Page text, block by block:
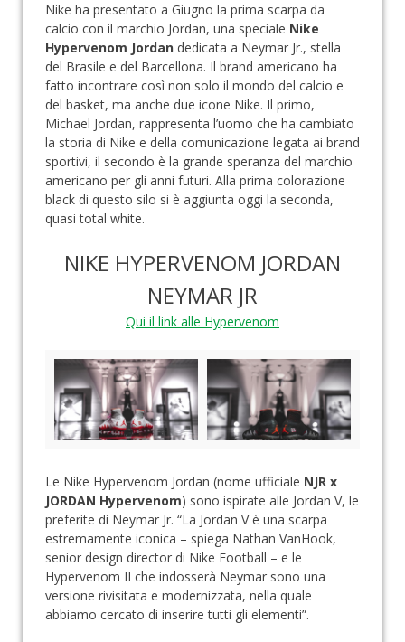
Nike ha presentato a Giugno la prima scarpa da
calcio con il marchio Jordan, una speciale Nike
Hypervenom Jordan dedicata a Neymar Jr., stella
del Brasile e del Barcellona. Il brand americano ha
fatto incontrare così non solo il mondo del calcio e
del basket, ma anche due icone Nike. Il primo,
Michael Jordan, rappresenta l’uomo che ha cambiato
la storia di Nike e della comunicazione legata ai brand
sportivi, il secondo è la grande speranza del marchio
americano per gli anni futuri. Alla prima colorazione
black di questo silo si è aggiunta oggi la seconda,
quasi total white.
NIKE HYPERVENOM JORDAN
NEYMAR JR
Qui il link alle Hypervenom
Le Nike Hypervenom Jordan (nome ufficiale NJR x
JORDAN Hypervenom) sono ispirate alle Jordan V, le
preferite di Neymar Jr. “La Jordan V è una scarpa
estremamente iconica – spiega Nathan VanHook,
senior design director di Nike Football – e le
Hypervenom II che indosserà Neymar sono una
versione rivisitata e modernizzata, nella quale
abbiamo cercato di inserire tutti gli elementi”.